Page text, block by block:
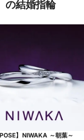
の結婚指輪
】NIWAKA ～朝葉～